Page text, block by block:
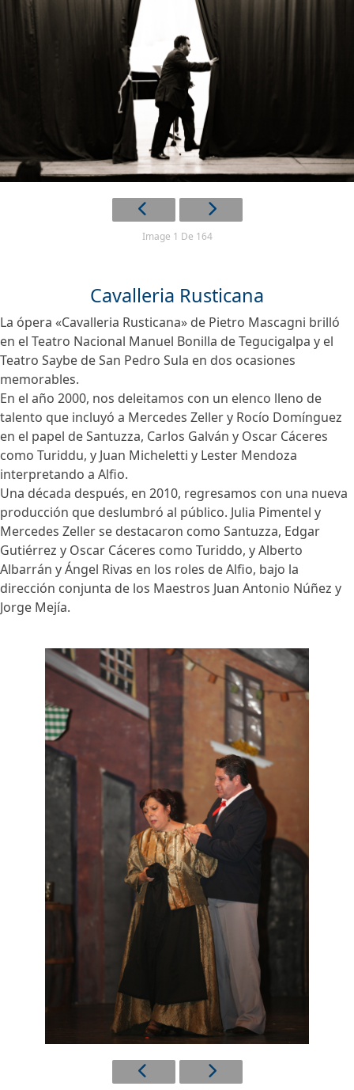
Image 1 De 164
Cavalleria Rusticana
La ópera «Cavalleria Rusticana» de Pietro Mascagni brilló
en el Teatro Nacional Manuel Bonilla de Tegucigalpa y el
Teatro Saybe de San Pedro Sula en dos ocasiones
memorables.
En el año 2000, nos deleitamos con un elenco lleno de
talento que incluyó a Mercedes Zeller y Rocío Domínguez
en el papel de Santuzza, Carlos Galván y Oscar Cáceres
como Turiddu, y Juan Micheletti y Lester Mendoza
interpretando a Alfio.
Una década después, en 2010, regresamos con una nueva
producción que deslumbró al público. Julia Pimentel y
Mercedes Zeller se destacaron como Santuzza, Edgar
Gutiérrez y Oscar Cáceres como Turiddo, y Alberto
Albarrán y Ángel Rivas en los roles de Alfio, bajo la
dirección conjunta de los Maestros Juan Antonio Núñez y
Jorge Mejía.